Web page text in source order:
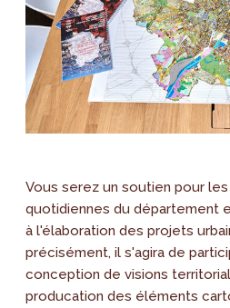
Vous serez un soutien pour
quotidiennes du département
à l'élaboration des projets
précisément, il s'agira de
conception de visions
producation des éléments